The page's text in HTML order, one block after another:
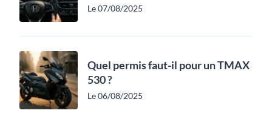
Le 07/08/2025
Quel permis faut-il pour un TMAX
530 ?
Le 06/08/2025